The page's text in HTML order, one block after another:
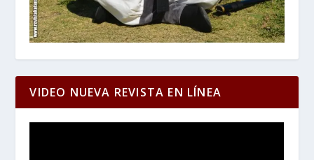
VIDEO NUEVA REVISTA EN LÍNEA